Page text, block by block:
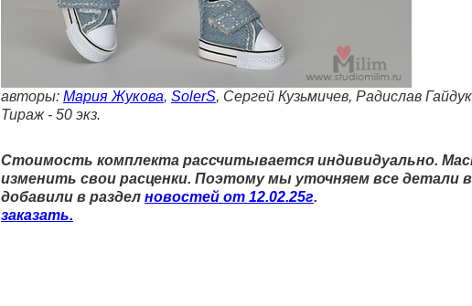
авторы: Мария Жукова, SolerS, Сергей Кузьмичев, Радислав
Тираж - 50 экз.
Стоимость комплекта рассчитывается индивидуально.
изменить свои расценки. Поэтому мы уточняем все детали
добавили в раздел новостей от 12.02.25г.
заказать.